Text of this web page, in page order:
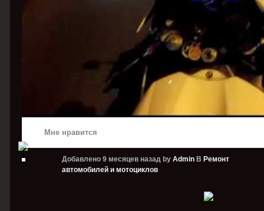
Мне нравится
Добавлено9 месяцев назад byAdmin ВРемонт
автомобилей и мотоциклов